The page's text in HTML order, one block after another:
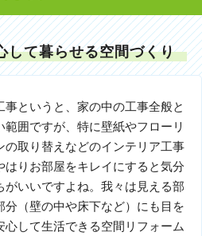
して暮らせる空間づくり
というと、家の中の工事全般と
囲ですが、特に壁紙やフローリ
の取り替えなどのインテリア工事
りお部屋をキレイにすると気分
いいですよね。我々は見える部
（壁の中や床下など）にも目を
して生活できる空間リフォーム